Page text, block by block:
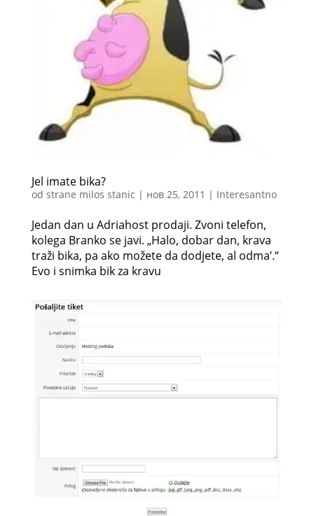
Jel imate bika?
od strane milos stanic | нов 25, 2011 | Interesantno
Jedan dan u Adriahost prodaji. Zvoni telefon,
kolega Branko se javi. „Halo, dobar dan, krava
traži bika, pa ako možete da dodjete, al odma’.“
Evo i snimka bik za kravu